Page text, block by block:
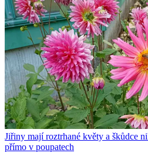
Jiřiny mají roztrhané květy a škůdce
přímo v poupatech